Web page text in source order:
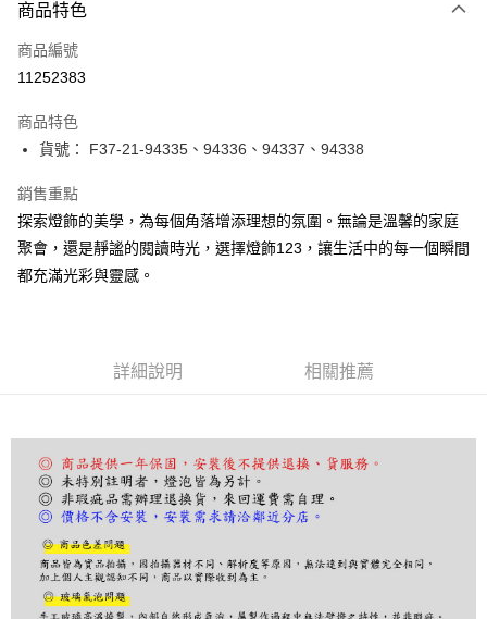
信用卡一次付款
LINE Pay
街口支付
悠遊付
Google Pay
全盈+PAY
AFTEE先享後付是「在收到商品之後才付款」的支付方式。 讓您購物簡單
３．安心：先確認商品／服務後，再付款。
【「AFTEE先享後付」結帳流程】
１．於結帳方式選擇「AFTEE先享後付」後，將跳轉至「AFTEE先享後付」
２．訂單成立數日內，您將收到繳費通知簡訊。
３．收到繳費通知簡訊後14天內，點擊此簡訊中的連結，可透過四大超商／
ATM／網路銀行／等多元方式進行付款，方視為交易完成。
※ 請注意：結帳手續完成當下不需立刻繳費，但若您需要取消訂單，請聯絡
宅配
每筆NT$180，滿NT$5,000(含以上)免運費
商品特色
商品編號
11252383
商品特色
貨號： F37-21-94335、94336、94337、94338
銷售重點
探索燈飾的美學，為每個角落增添理想的氛圍。無論是溫馨的家庭
聚會，還是靜謐的閱讀時光，選擇燈飾123，讓生活中的每一個瞬間
都充滿光彩與靈感。
詳細說明 相關推薦